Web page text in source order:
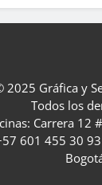
2025 Gráfica y
Todos los
Carrera 12
601 455 30